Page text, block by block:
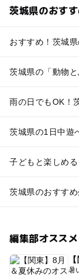
茨城県のおす
おすすめ！茨城
茨城県の「動物
雨の日でもOK！
茨城県の1日中遊
子どもと楽しめ
茨城県のおすす
編集部オスス
暑